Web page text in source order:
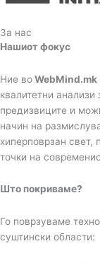
За нас
Нашиот фокус
Ние воWebMind.mk
квалитетни
предизвиците и
начин на
хиперповрзан свет,
точки на
Што покриваме?
Го поврзуваме
суштински области: